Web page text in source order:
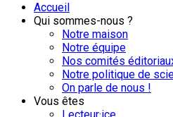
Accueil
Qui sommes-nous ?
Notre maison
Notre équipe
Nos comités
Notre politique de
On parle de nous !
Vous êtes